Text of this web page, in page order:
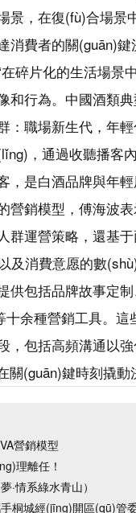
景，在復(fù)合場景
消費者的關(guān)鍵
碎片化的生活場景
和行為。中國酒類
：職場新生代，年
，通過收聽播客
，是白酒品牌與年輕
營銷模型，傅海波
群運營策略，還基
及消費意愿的數
供包括品牌故事定
余種營銷工具。
，包括高頻溝通以
關(guān)鍵時刻撬動
營銷模型
理離任！
·情系綠水青山）
桐城經(jīng)開區(qū)管